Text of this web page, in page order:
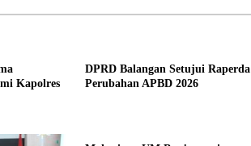
Kapolres
DPRD Balangan Setujui Raperda
Perubahan APBD 2026